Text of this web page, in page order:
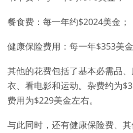
餐食费：每一年约$2024美金；
健康保险费用：每一年$353美金
其他的花费包括了基本必需品
衣、看电影和运动。杂费约为
费用为$229美金左右。
与此同时，还有健康保险费、